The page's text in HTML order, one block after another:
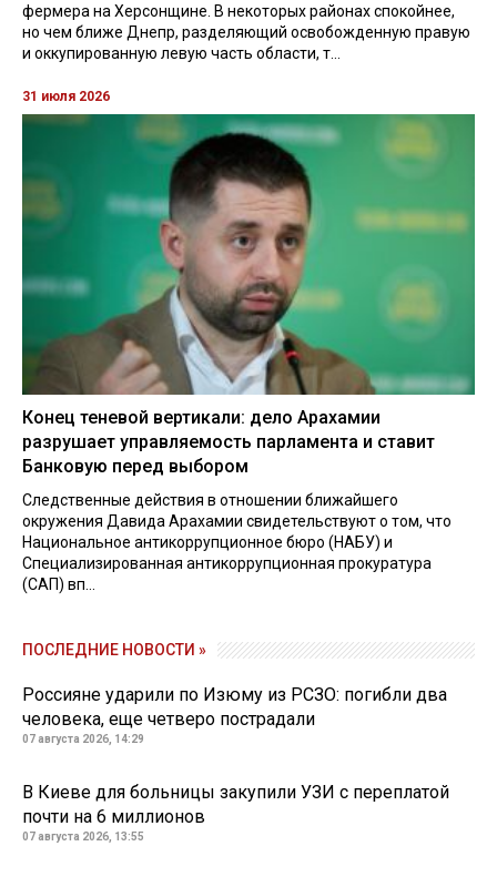
фермера на Херсонщине. В некоторых районах спокойнее,
но чем ближе Днепр, разделяющий освобожденную правую
и оккупированную левую часть области, т...
31 июля 2026
Конец теневой вертикали: дело Арахамии
разрушает управляемость парламента и ставит
Банковую перед выбором
Следственные действия в отношении ближайшего
окружения Давида Арахамии свидетельствуют о том, что
Национальное антикоррупционное бюро (НАБУ) и
Специализированная антикоррупционная прокуратура
(САП) вп...
ПОСЛЕДНИЕ НОВОСТИ »
Россияне ударили по Изюму из РСЗО: погибли два
человека, еще четверо пострадали
07 августа 2026, 14:29
В Киеве для больницы закупили УЗИ с переплатой
почти на 6 миллионов
07 августа 2026, 13:55